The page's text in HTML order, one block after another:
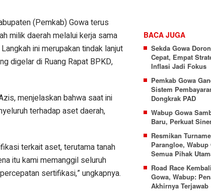
BACA JUGA
Sekda Gowa
Cepat, Empat
Inflasi Jadi Fokus
Pemkab Gowa
Sistem
Dongkrak PAD
Wabup Gowa
Baru, Perkuat
Resmikan
Parangloe, Wabup
Semua Pihak
Road Race
Gowa, Wabup:
Akhirnya Terjawab
(Pemkab) Gowa terus
milik daerah melalui kerja sama
ini merupakan tindak lanjut
digelar di Ruang Rapat BPKD,
menjelaskan bahwa saat ini
terhadap aset daerah,
terkait aset, terutama tanah
itu kami memanggil seluruh
sertifikasi,” ungkapnya.